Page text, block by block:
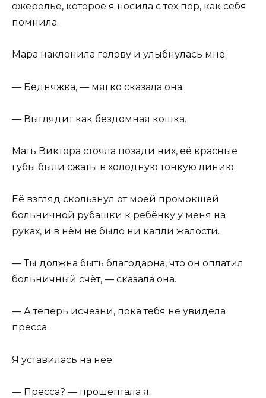
ожерелье, которое я носила с тех пор, как себя
помнила.
Мара наклонила голову и улыбнулась мне.
— Бедняжка, — мягко сказала она.
— Выглядит как бездомная кошка.
Мать Виктора стояла позади них, её красные
губы были сжаты в холодную тонкую линию.
Её взгляд скользнул от моей промокшей
больничной рубашки к ребёнку у меня на
руках, и в нём не было ни капли жалости.
— Ты должна быть благодарна, что он оплатил
больничный счёт, — сказала она.
— А теперь исчезни, пока тебя не увидела
пресса.
Я уставилась на неё.
— Пресса? — прошептала я.